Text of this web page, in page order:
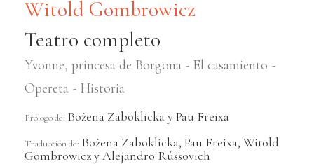
Witold Gombrowicz
Teatro completo
Yvonne, princesa de Borgoña - El casamiento -
Opereta - Historia
Prólogo de: Bożena Zaboklicka y Pau Freixa
Traducción de: Bożena Zaboklicka, Pau Freixa, Witold
Gombrowicz y Alejandro Rússovich